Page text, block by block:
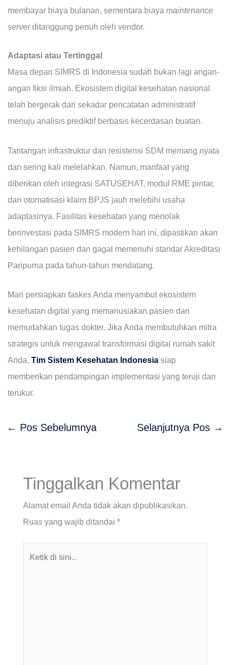
membayar biaya bulanan, sementara biaya maintenance
serverditanggung penuh oleh vendor.
Adaptasi atau Tertinggal
Masa depan SIMRS di Indonesia sudah bukan lagi angan-
angan fiksi ilmiah. Ekosistem digital kesehatan nasional
telah bergerak dari sekadar pencatatan administratif
menuju analisis prediktif berbasis kecerdasan buatan.
Tantangan infrastruktur dan resistensi SDM memang nyata
dan sering kali melelahkan. Namun, manfaat yang
diberikan oleh integrasi SATUSEHAT, modul RME pintar,
dan otomatisasi klaim BPJS jauh melebihi usaha
adaptasinya. Fasilitas kesehatan yang menolak
berinvestasi pada SIMRS modern hari ini, dipastikan akan
kehilangan pasien dan gagal memenuhi standar Akreditasi
Paripurna pada tahun-tahun mendatang.
Mari persiapkan faskes Anda menyambut ekosistem
kesehatan digital yang memanusiakan pasien dan
memudahkan tugas dokter. Jika Anda membutuhkan mitra
strategis untuk mengawal transformasi digital rumah sakit
Anda, Tim Sistem Kesehatan Indonesiasiap
memberikan pendampingan implementasi yang teruji dan
terukur.
← Pos Sebelumnya Selanjutnya Pos →
Tinggalkan Komentar
Alamat email Anda tidak akan dipublikasikan.
Ruas yang wajib ditandai *